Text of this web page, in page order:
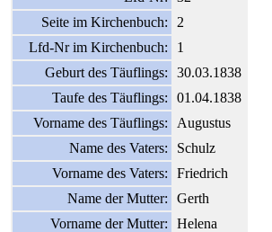
Seite im Kirchenbuch:
2
Lfd-Nr im Kirchenbuch:
1
Geburt des Täuflings:
30.03.1838
Taufe des Täuflings:
01.04.1838
Vorname des Täuflings:
Augustus
Name des Vaters:
Schulz
Vorname des Vaters:
Friedrich
Name der Mutter:
Gerth
Vorname der Mutter:
Helena